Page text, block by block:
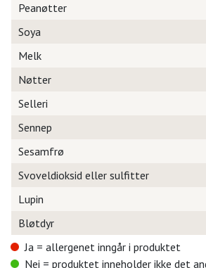
Peanøtter
Soya
Melk
Nøtter
Selleri
Sennep
Sesamfrø
Svoveldioksid eller sulfitter
Lupin
Bløtdyr
Ja = allergenet inngår i produktet
Nei = produktet inneholder ikke det